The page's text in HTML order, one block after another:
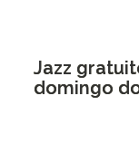
Jazz
domingo